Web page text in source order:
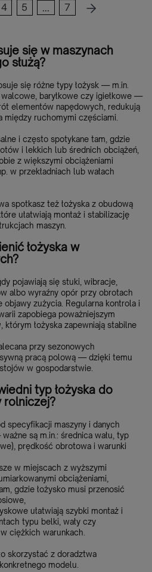
4 5 ... 7
się w maszynach
służą?
się różne typy łożysk — m.in.
baryłkowe czy igiełkowe —
elementów napędowych, redukują
między ruchomymi częściami.
i często spotykane tam, gdzie
i lekkich lub średnich obciążeń,
z większymi obciążeniami
w przekładniach lub wałach
spotkasz też łożyska z obudową
ułatwiają montaż i stabilizację
maszyn.
łożyska w
pojawiają się stuki, wibracje,
albo wyraźny opór przy obrotach
zużycia. Regularna kontrola i
zapobiega poważniejszym
którym łożyska zapewniają stabilne
przy sezonowych
pracą polową — dzięki temu
w gospodarstwie.
typ łożyska do
rolniczej?
specyfikacji maszyny i danych
są m.in.: średnica wału, typ
prędkość obrotowa i warunki
w miejscach z wyższymi
obciążeniami,
gdzie łożysko musi przenosić
ułatwiają szybki montaż i
typu belki, wały czy
ciężkich warunkach.
skorzystać z doradztwa
modelu.